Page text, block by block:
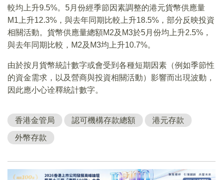
較均上升9.5%。5月份經季節因素調整的港元貨幣供應量
M1上升12.3%，與去年同期比較上升18.5%，部分反映投資
相關活動。貨幣供應量總額M2及M3於5月份均上升2.5%，
與去年同期比較，M2及M3均上升10.7%。
由於按月貨幣統計數字或會受到各種短期因素（例如季節性
的資金需求，以及營商與投資相關活動）影響而出現波動，
因此應小心诠釋統計數字。
香港金管局 認可機構存款總額 港元存款
外幣存款